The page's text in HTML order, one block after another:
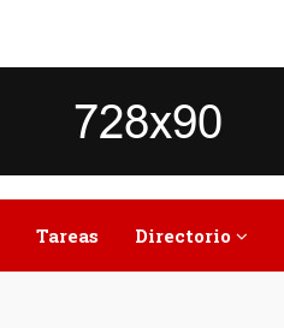
Tareas Directorio